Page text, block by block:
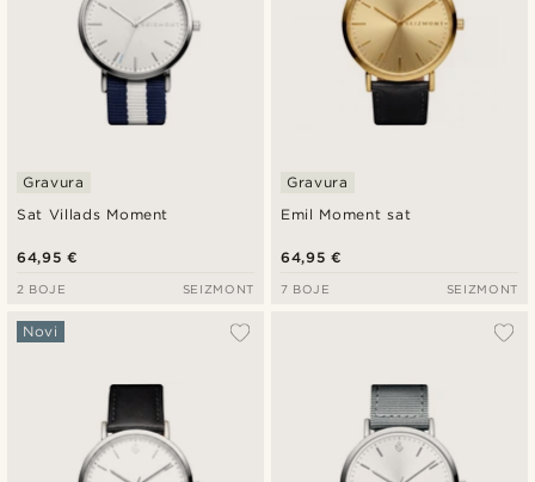
Sat Villads Moment
Gravura
64,95 €
2 BOJE SEIZMONT
Emil Moment sat
Gravura
64,95 €
7 BOJE SEIZMONT
Novi